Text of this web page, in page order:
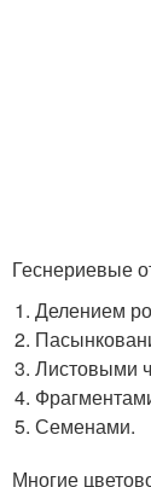
Геснериевые
Делением
Листовыми
Семенами.
Многие